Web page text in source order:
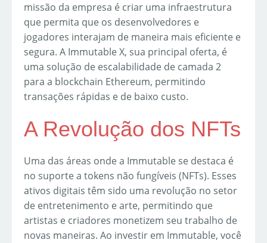
missão da empresa é criar uma infraestrutura
que permita que os desenvolvedores e
jogadores interajam de maneira mais eficiente e
segura. A Immutable X, sua principal oferta, é
uma solução de escalabilidade de camada 2
para a blockchain Ethereum, permitindo
transações rápidas e de baixo custo.
A Revolução dos NFTs
Uma das áreas onde a Immutable se destaca é
no suporte a tokens não fungíveis (NFTs). Esses
ativos digitais têm sido uma revolução no setor
de entretenimento e arte, permitindo que
artistas e criadores monetizem seu trabalho de
novas maneiras. Ao investir em Immutable, você